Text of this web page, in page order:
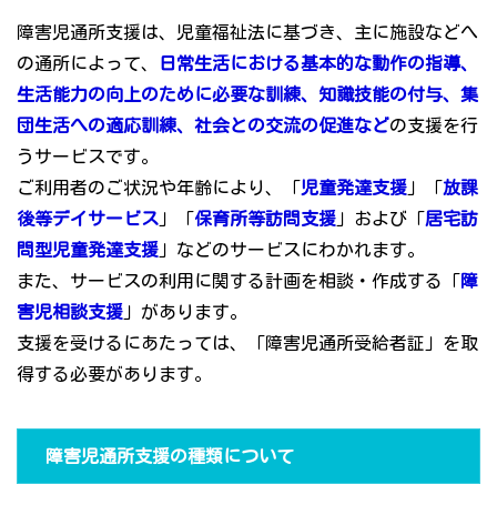
障害児通所支援は、児童福祉法に基づき、主に施設などへ
の通所によって、
日常生活における基本的な動作の指導、
生活能力の向上のために必要な訓練、知識技能の付与、集
団生活への適応訓練、社会との交流の促進などの支援を行
うサービスです。
ご利用者のご状況や年齢により、「児童発達支援 」「放課
後等デイサービス 」「保育所等訪問支援 」および「居宅訪
問型児童発達支援 」などのサービスにわかれます。
また、サービスの利用に関する計画を相談・作成する「障
害児相談支援 」があります。
支援を受けるにあたっては、「障害児通所受給者証」を取
得する必要があります。
障害児通所支援の種類について